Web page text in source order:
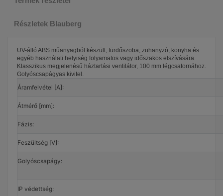
Részletek Blauberg
UV-álló ABS műanyagból készült, fürdőszoba, zuhanyzó, konyha és
egyéb használati helyiség folyamatos vagy időszakos elszívására.
Klasszikus megjelenésű háztartási ventilátor, 100 mm légcsatornához.
Golyóscsapágyas kivitel.
Áramfelvétel [A]:
Átmérő [mm]:
Fázis:
Feszültség [V]:
Golyóscsapágy:
IP védettség: